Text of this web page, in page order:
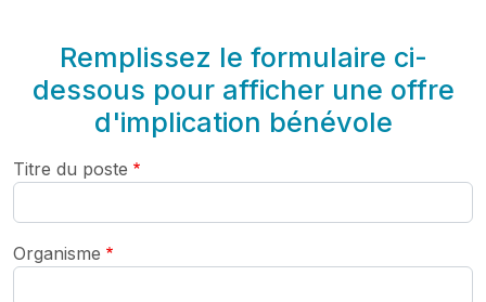
Remplissez le formulaire ci-
dessous pour afficher une offre
d'implication bénévole
Titre du poste
Organisme